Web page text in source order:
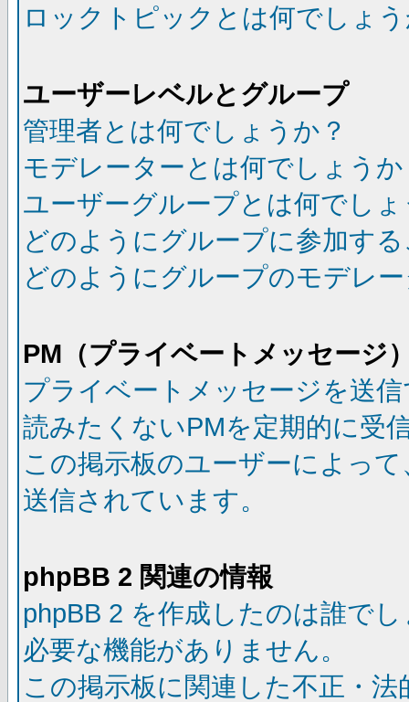
ロックトピックとは何でしょ
ユーザーレベルとグループ
管理者とは何でしょうか？
モデレーターとは何でしょうか
ユーザーグループとは何でし
どのようにグループに参加す
どのようにグループのモデレ
PM（プライベートメッセージ
プライベートメッセージを送
読みたくないPMを定期的に受
この掲示板のユーザーによっ
送信されています。
phpBB 2 関連の情報
phpBB 2 を作成したのは誰で
必要な機能がありません。
この掲示板に関連した不正・